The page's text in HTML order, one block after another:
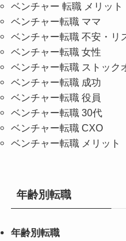
ベンチャー 転職 メリット
ベンチャー転職 ママ
ベンチャー転職 不安・リ
ベンチャー転職 女性
ベンチャー転職 ストック
ベンチャー転職 成功
ベンチャー転職 役員
ベンチャー転職 30代
ベンチャー転職 CXO
ベンチャー転職 メリット
年齢別転職
年齢別転職